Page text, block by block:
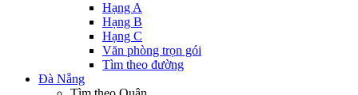
Hạng A
Hạng B
Hạng C
Văn phòng trọn gói
Tìm theo đường
Đà Nẵng